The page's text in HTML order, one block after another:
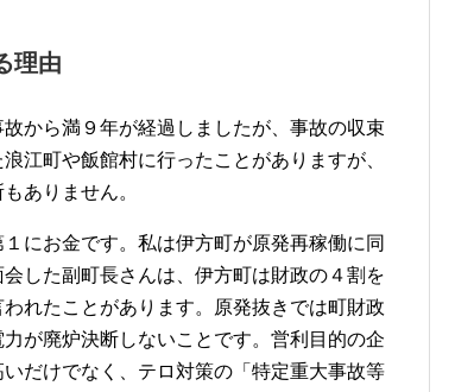
理由
から満９年が経過しましたが、事故の収束
江町や飯館村に行ったことがありますが、
ありません。
にお金です。私は伊方町が原発再稼働に同
した副町長さんは、伊方町は財政の４割を
れたことがあります。原発抜きでは町財政
が廃炉決断しないことです。営利目的の企
だけでなく、テロ対策の「特定重大事故等